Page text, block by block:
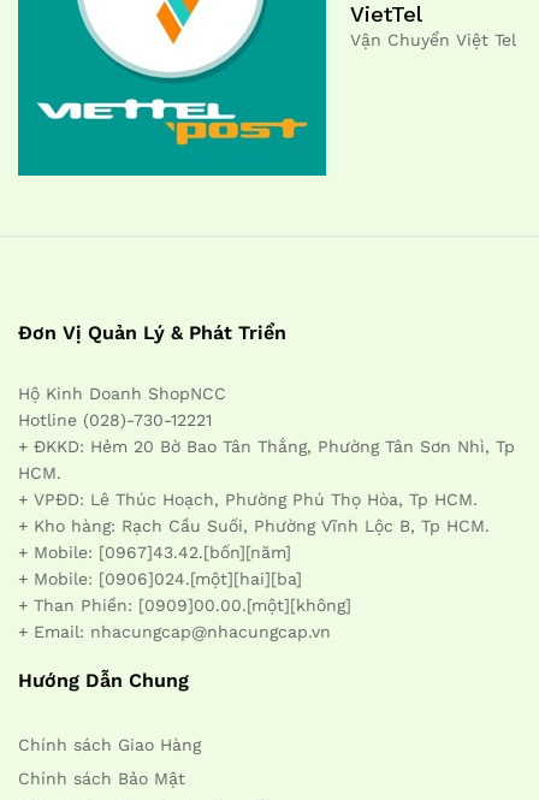
VietTel
Vận Chuyển Việt Tel
Đơn Vị Quản Lý & Phát Triển
Hộ Kinh Doanh ShopNCC
Hotline (028)-730-12221
+ ĐKKD: Hẻm 20 Bờ Bao Tân Thắng, Phường Tân Sơn Nhì, Tp
HCM.
+ VPĐD: Lê Thúc Hoạch, Phường Phú Thọ Hòa, Tp HCM.
+ Kho hàng: Rạch Cầu Suối, Phường Vĩnh Lộc B, Tp HCM.
+ Mobile: [0967]43.42.[bốn][năm]
+ Mobile: [0906]024.[một][hai][ba]
+ Than Phiền: [0909]00.00.[một][không]
+ Email: nhacungcap@nhacungcap.vn
Hướng Dẫn Chung
Chính sách Giao Hàng
Chính sách Bảo Mật